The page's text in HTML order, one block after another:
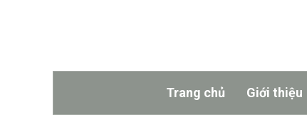
Trang chủ Giới thiệu